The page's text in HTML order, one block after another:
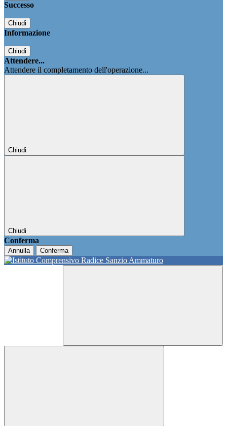
Successo
Chiudi
Informazione
Chiudi
Attendere...
Attendere il completamento dell'operazione...
Chiudi
Chiudi
Conferma
Annulla Conferma